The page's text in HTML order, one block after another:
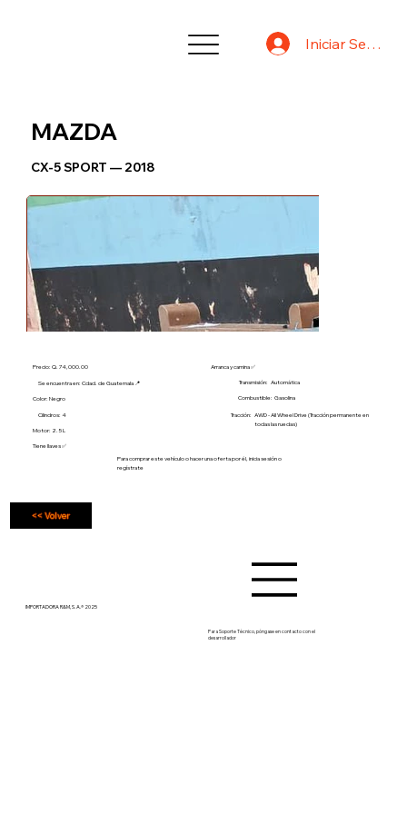
Iniciar Sesión
Color: Negro
Motor: 2.5 L
Transmisión:
Combustible:
Tracción:
Automática
AWD - All Wheel Drive (Tracción permanente en
todas las ruedas)
Gasolina
Tiene llaves ✅
Arranca y camina ✅
Precio: Q. 74,000.00
Se encuentra en: Cdad. de Guatemala 📍
Cilindros: 4
<< Volver
Para comprar este vehículo o hacer una oferta por él, inicia sesión o
regístrate
MAZDA
CX-5 SPORT — 2018
IMPORTADORA R&M, S. A.® 2025
Para Soporte Técnico, póngase en contacto con el
desarrollador